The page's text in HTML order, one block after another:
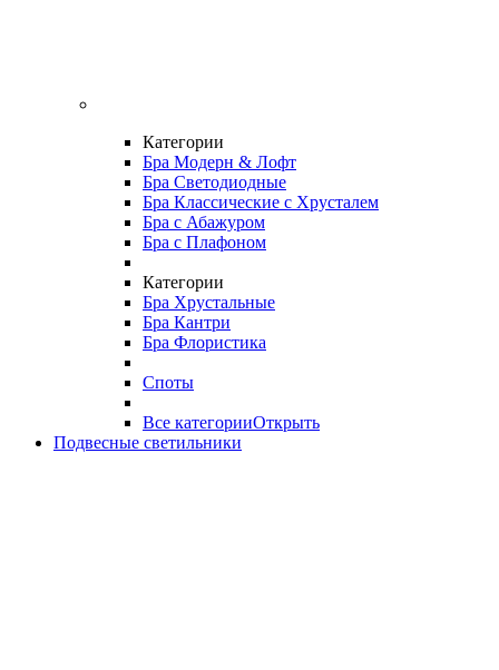
Категории
Бра Модерн & Лофт
Бра Светодиодные
Бра Классические с Хрусталем
Бра с Абажуром
Бра с Плафоном
Категории
Бра Хрустальные
Бра Кантри
Бра Флористика
Споты
Все категорииОткрыть
Подвесные светильники